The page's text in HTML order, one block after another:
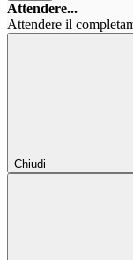
Attendere...
Attendere il
Chiudi